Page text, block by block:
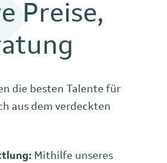
Preise,
die besten Talente für
aus dem verdeckten
Mithilfe unseres